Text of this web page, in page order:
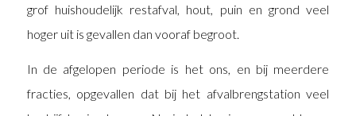
grof huishoudelijk restafval, hout, puin en grond veel
hoger uit is gevallen dan vooraf begroot.
In de afgelopen periode is het ons, en bij meerdere
fracties, opgevallen dat bij het afvalbrengstation veel